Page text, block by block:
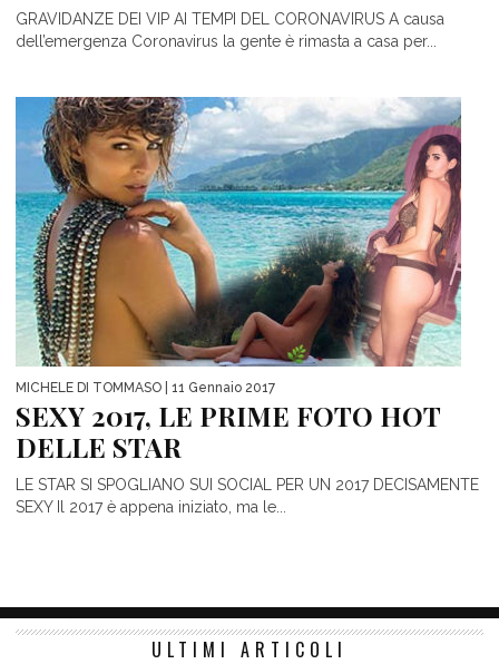
GRAVIDANZE DEI VIP AI TEMPI DEL CORONAVIRUS A causa
dell’emergenza Coronavirus la gente è rimasta a casa per...
MICHELE DI TOMMASO | 11 Gennaio 2017
SEXY 2017, LE PRIME FOTO HOT
DELLE STAR
LE STAR SI SPOGLIANO SUI SOCIAL PER UN 2017 DECISAMENTE
SEXY Il 2017 è appena iniziato, ma le...
ULTIMI ARTICOLI